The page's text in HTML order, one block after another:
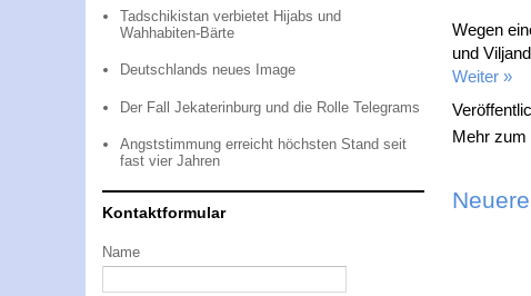
Wegen
und
Weiter »
Mehr zum
Tadschikistan verbietet Hijabs und
Wahhabiten-Bärte
Deutschlands neues Image
Der Fall Jekaterinburg und die Rolle Telegrams
Angststimmung erreicht höchsten Stand seit
fast vier Jahren
Kontaktformular
Name